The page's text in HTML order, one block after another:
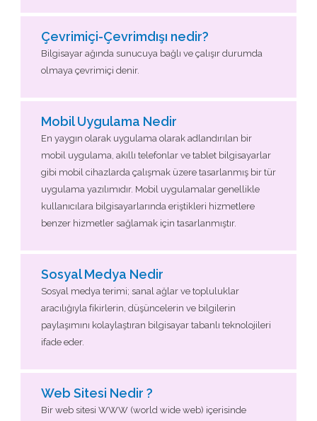
Çevrimiçi-Çevrimdışı nedir?
Bilgisayar ağında sunucuya bağlı ve çalışır durumda
olmaya çevrimiçi denir.
Mobil Uygulama Nedir
En yaygın olarak uygulama olarak adlandırılan bir
mobil uygulama, akıllı telefonlar ve tablet bilgisayarlar
gibi mobil cihazlarda çalışmak üzere tasarlanmış bir tür
uygulama yazılımıdır. Mobil uygulamalar genellikle
kullanıcılara bilgisayarlarında eriştikleri hizmetlere
benzer hizmetler sağlamak için tasarlanmıştır.
Sosyal Medya Nedir
Sosyal medya terimi; sanal ağlar ve topluluklar
aracılığıyla fikirlerin, düşüncelerin ve bilgilerin
paylaşımını kolaylaştıran bilgisayar tabanlı teknolojileri
ifade eder.
Web Sitesi Nedir ?
Bir web sitesi WWW (world wide web) içerisinde